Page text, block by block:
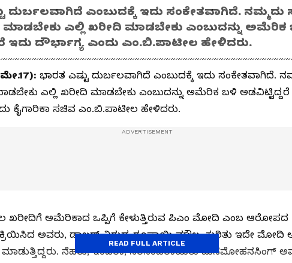
ದುರ್ಬಲವಾಗಿದೆ ಎಂಬುದಕ್ಕೆ ಇದು ಸಂಕೇತವಾಗಿದೆ. ನಮ್ಮದು
ಮಾಡಬೇಕು ಎಲ್ಲಿ ಖರೀದಿ ಮಾಡಬೇಕು ಎಂಬುದನ್ನು ಅಮೆರಿಕ
ಇದು ದೌರ್ಭಾಗ್ಯ ಎಂದು ಎಂ.ಬಿ.ಪಾಟೀಲ ಹೇಳಿದರು.
ಭಾರತ ಎಷ್ಟು ದುರ್ಬಲವಾಗಿದೆ ಎಂಬುದಕ್ಕೆ ಇದು ಸಂಕೇತವಾಗಿದೆ.
ಎಲ್ಲಿ ಖರೀದಿ ಮಾಡಬೇಕು ಎಂಬುದನ್ನು ಅಮೆರಿಕ ಬಳಿ ಅಡವಿಟ್ಟಿದ್ದರೆ
ಕೈಗಾರಿಕಾ ಸಚಿವ ಎಂ.ಬಿ.ಪಾಟೀಲ ಹೇಳಿದರು.
ಖರೀದಿಗೆ ಅಮೆರಿಕಾದ ಒಪ್ಪಿಗೆ ಕೇಳುತ್ತಿರುವ ಪಿಎಂ ಮೋದಿ ಎಂಬ ಆರೋಪದ
ಅವರು, ಡಾಲರ್ ವಿರುದ್ಧ ರೂಪಾಯಿ ಮೌಲ್ಯ ಕುರಿತು ಇದೇ ಮೋದಿ
ಮಾಡುತ್ತಿದ್ದರು. ನೆಹರು, ಇಂದಿರಾ, ನರಸಿಂಹರಾಯರು ಮನಮೋಹನಸಿಂಗ್
READ FULL ARTICLE